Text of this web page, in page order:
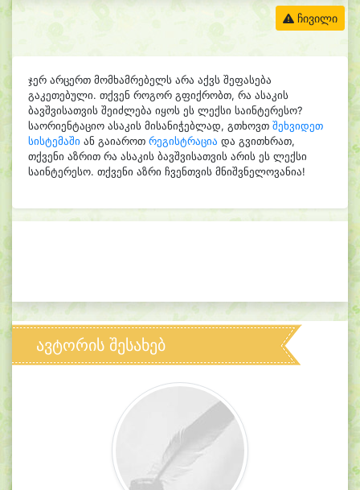
ჩივილი
ჯერ არცერთ მომხამრებელს არა აქვს შეფასება
გაკეთებული. თქვენ როგორ გფიქრობთ, რა ასაკის
ბავშვისათვის შეიძლება იყოს ეს ლექსი საინტერესო?
საორიენტაციო ასაკის მისანიჭებლად, გთხოვთ შეხვიდეთ
სისტემაში ან გაიაროთ რეგისტრაცია და გვითხრათ,
თქვენი აზრით რა ასაკის ბავშვისათვის არის ეს ლექსი
საინტერესო. თქვენი აზრი ჩვენთვის მნიშვნელოვანია!
ავტორის შესახებ